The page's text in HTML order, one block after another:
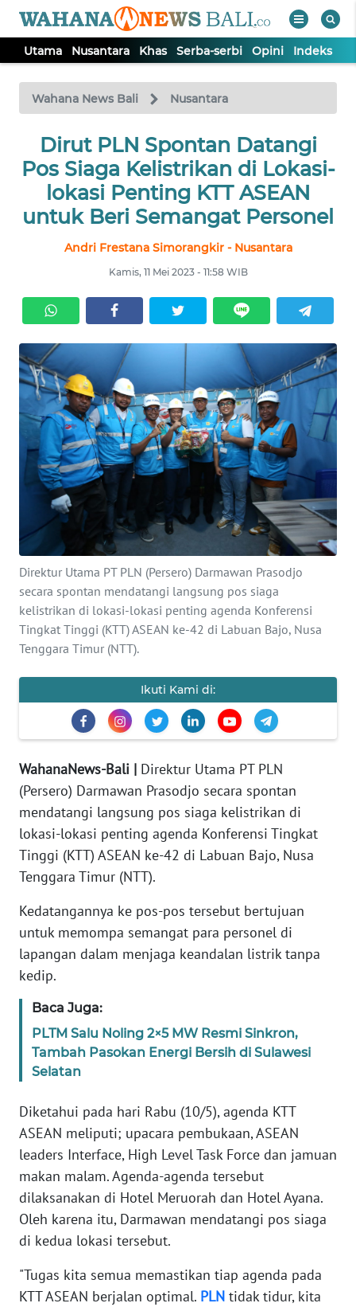
Utama Nusantara Khas Serba-serbi Opini Indeks
Wahana News Bali Nusantara
Dirut PLN Spontan Datangi
Pos Siaga Kelistrikan di Lokasi-
lokasi Penting KTT ASEAN
untuk Beri Semangat Personel
Andri Frestana Simorangkir - Nusantara
Kamis, 11 Mei 2023 - 11:58 WIB
Direktur Utama PT PLN (Persero) Darmawan Prasodjo
secara spontan mendatangi langsung pos siaga
kelistrikan di lokasi-lokasi penting agenda Konferensi
Tingkat Tinggi (KTT) ASEAN ke-42 di Labuan Bajo, Nusa
Tenggara Timur (NTT).
Ikuti Kami di:
WahanaNews-Bali | Direktur Utama PT PLN
(Persero) Darmawan Prasodjo secara spontan
mendatangi langsung pos siaga kelistrikan di
lokasi-lokasi penting agenda Konferensi Tingkat
Tinggi (KTT) ASEAN ke-42 di Labuan Bajo, Nusa
Tenggara Timur (NTT).
Kedatangannya ke pos-pos tersebut bertujuan
untuk memompa semangat para personel di
lapangan dalam menjaga keandalan listrik tanpa
kedip.
Baca Juga:
PLTM Salu Noling 2×5 MW Resmi Sinkron,
Tambah Pasokan Energi Bersih di Sulawesi
Selatan
Diketahui pada hari Rabu (10/5), agenda KTT
ASEAN meliputi; upacara pembukaan, ASEAN
leaders Interface, High Level Task Force dan jamuan
makan malam. Agenda-agenda tersebut
dilaksanakan di Hotel Meruorah dan Hotel Ayana.
Oleh karena itu, Darmawan mendatangi pos siaga
di kedua lokasi tersebut.
"Tugas kita semua memastikan tiap agenda pada
KTT ASEAN berjalan optimal. PLN tidak tidur, kita
TV
Tutup
UTAMA
NUSANTARA
SERBI
Informasi
INDEKS
BERITA
KONTAK
KAMI
INFO
IKLAN
TENTANG
KAMI
PEDOMAN
KARIR
DISCLAIMER
Wahana
News
Regional
WN
SUMUT
WN
JAKARTA
WN
JABAR
BANTEN
WN
NTT
WN
KEPRI
WN
PAPUA